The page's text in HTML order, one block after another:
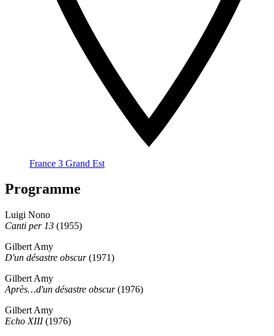
France 3 Grand Est
Programme
Luigi Nono
Canti per 13 (1955)
Gilbert Amy
D'un désastre obscur(1971)
Gilbert Amy
Après…d'un désastre obscur(1976)
Gilbert Amy
Echo XIII(1976)